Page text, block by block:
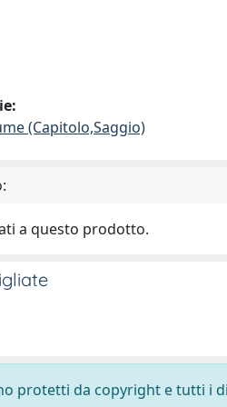
(Capitolo,Saggio)
a questo prodotto.
protetti da copyright e tutti i